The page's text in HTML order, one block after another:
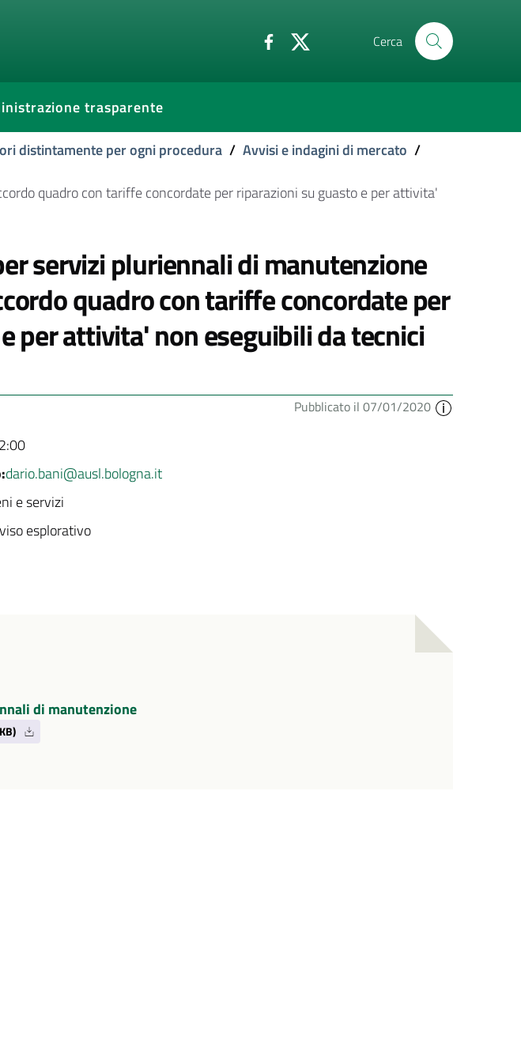
Cerca
trasparente
distintamente per ogni procedura / Avvisi e indagini di mercato /
quadro con tariffe concordate per riparazioni su guasto e per attivita'
servizi pluriennali di manutenzione
quadro con tariffe concordate per
per attivita' non eseguibili da tecnici
Pubblicato il 07/01/2020
dario.bani@ausl.bologna.it
e servizi
esplorativo
di manutenzione